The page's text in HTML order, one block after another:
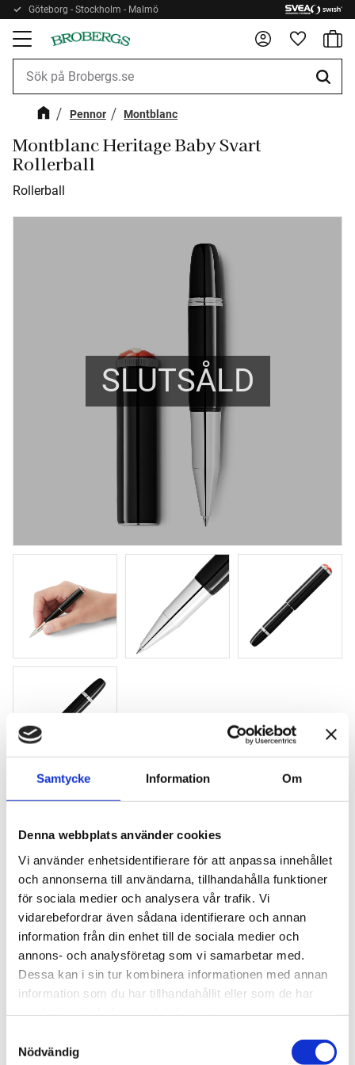
Samtycke Information Om
Denna webbplats använder cookies
Vi använder enhetsidentifierare för att anpassa innehållet
och annonserna till användarna, tillhandahålla funktioner
för sociala medier och analysera vår trafik. Vi
vidarebefordrar även sådana identifierare och annan
information från din enhet till de sociala medier och
annons- och analysföretag som vi samarbetar med.
Dessa kan i sin tur kombinera informationen med annan
information som du har tillhandahållit eller som de har
Nödvändig
Meny
Göteborg - Stockholm - Malmö
Pennor Montblanc
Montblanc Heritage Baby Svart
Rollerball
Rollerball
SLUTSÅLD
Montblanc Heritage Baby Svart
Rollerball
6 850kr
Lägg till i favoriter
BEVAKA
Lagerstatus
Slutsåld
Artikelnr
37127852
Tillverkare
Montblanc
Visa alla produkter från Montblanc